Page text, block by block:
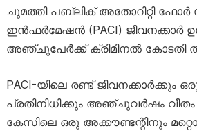
ചുമത്തി പബ്ലിക് അതോറിറ്റി ഫോർ
ഇൻഫർമേഷൻ (PACI) ജീവനക്കാർ
അഞ്ചുപേർക്ക് ക്രിമിനൽ കോടതി
PACI-യിലെ രണ്ട് ജീവനക്കാർക്കും
പ്രതിനിധിക്കും അഞ്ചുവർഷം വീതം
കേസിലെ ഒരു അക്കൗണ്ടന്റിനും